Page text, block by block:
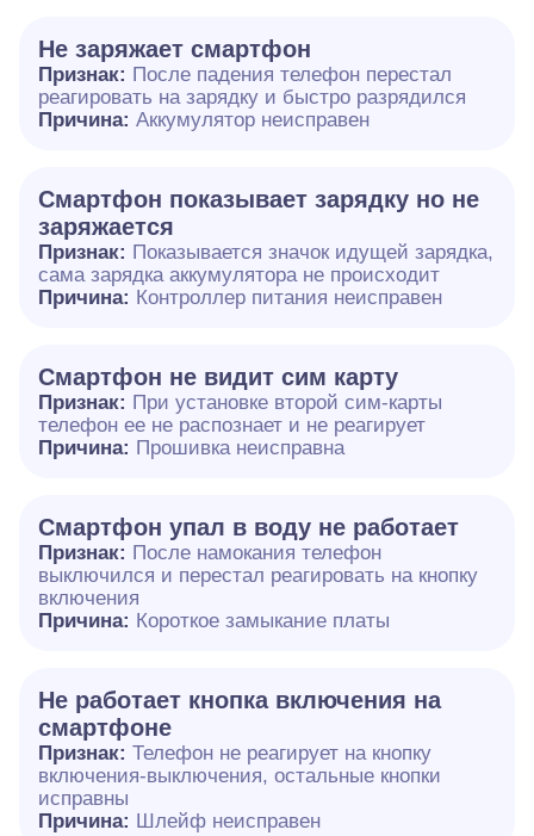
Не заряжает смартфон
Признак: После падения телефон перестал
реагировать на зарядку и быстро разрядился
Причина: Аккумулятор неисправен
Смартфон показывает зарядку но не
заряжается
Признак: Показывается значок идущей зарядка,
сама зарядка аккумулятора не происходит
Причина: Контроллер питания неисправен
Смартфон не видит сим карту
Признак: При установке второй сим-карты
телефон ее не распознает и не реагирует
Причина: Прошивка неисправна
Смартфон упал в воду не работает
Признак: После намокания телефон
выключился и перестал реагировать на кнопку
включения
Причина: Короткое замыкание платы
Не работает кнопка включения на
смартфоне
Признак: Телефон не реагирует на кнопку
включения-выключения, остальные кнопки
исправны
Причина: Шлейф неисправен